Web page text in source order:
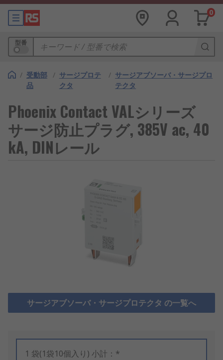
0
型番
/ 受動部
品
/ サージプロテ
クタ
/ サージアブソーバ・サージプロ
テクタ
Phoenix Contact VALシリーズ
サージ防止プラグ, 385V ac, 40
kA, DINレール
サージアブソーバ・サージプロテクタ の一覧へ
1 袋(1袋10個入り) 小計：*